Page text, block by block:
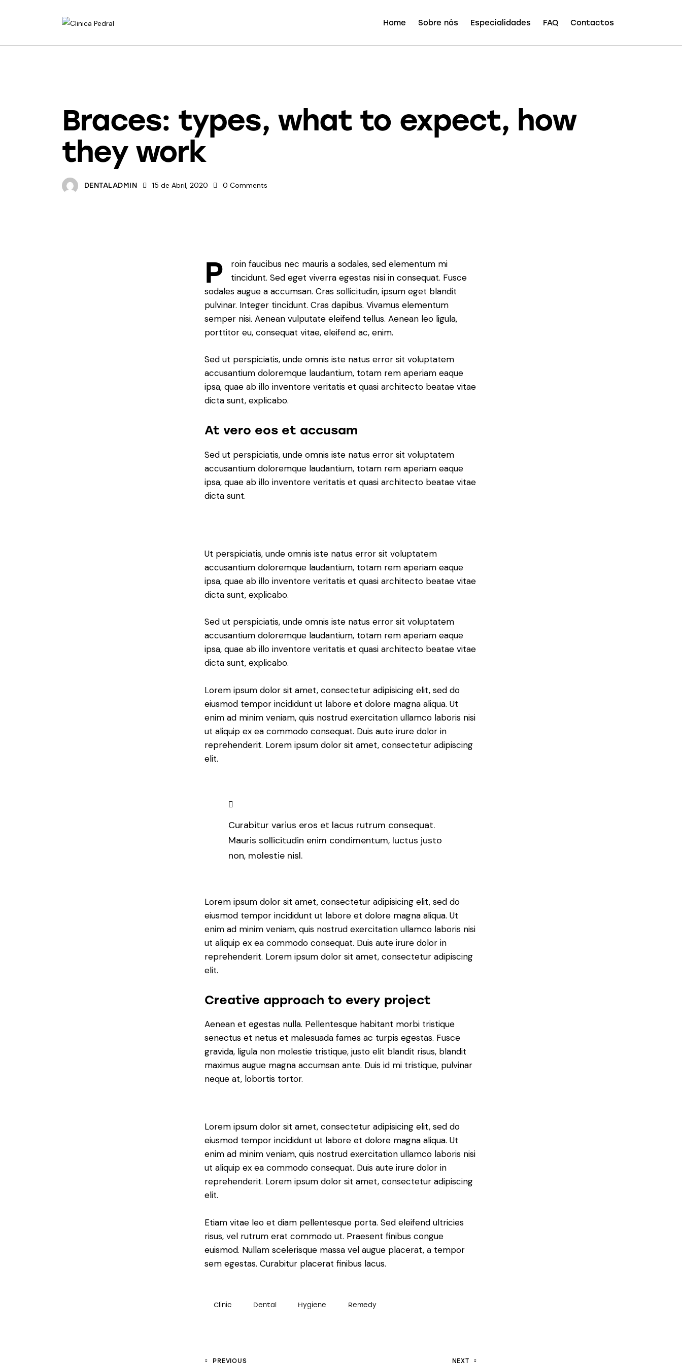
Home Sobre nós Especialidades FAQ Contactos
Braces: types, what to expect, how
they work
DENTALADMIN 15 de Abril, 2020 0 Comments
P
roin faucibus nec mauris a sodales, sed elementum mi
tincidunt. Sed eget viverra egestas nisi in consequat. Fusce
sodales augue a accumsan. Cras sollicitudin, ipsum eget blandit
pulvinar. Integer tincidunt. Cras dapibus. Vivamus elementum
semper nisi. Aenean vulputate eleifend tellus. Aenean leo ligula,
porttitor eu, consequat vitae, eleifend ac, enim.
Sed ut perspiciatis, unde omnis iste natus error sit voluptatem
accusantium doloremque laudantium, totam rem aperiam eaque
ipsa, quae ab illo inventore veritatis et quasi architecto beatae vitae
dicta sunt, explicabo.
At vero eos et accusam
Sed ut perspiciatis, unde omnis iste natus error sit voluptatem
accusantium doloremque laudantium, totam rem aperiam eaque
ipsa, quae ab illo inventore veritatis et quasi architecto beatae vitae
dicta sunt.
Ut perspiciatis, unde omnis iste natus error sit voluptatem
accusantium doloremque laudantium, totam rem aperiam eaque
ipsa, quae ab illo inventore veritatis et quasi architecto beatae vitae
dicta sunt, explicabo.
Sed ut perspiciatis, unde omnis iste natus error sit voluptatem
accusantium doloremque laudantium, totam rem aperiam eaque
ipsa, quae ab illo inventore veritatis et quasi architecto beatae vitae
dicta sunt, explicabo.
Lorem ipsum dolor sit amet, consectetur adipisicing elit, sed do
eiusmod tempor incididunt ut labore et dolore magna aliqua. Ut
enim ad minim veniam, quis nostrud exercitation ullamco laboris nisi
ut aliquip ex ea commodo consequat. Duis aute irure dolor in
reprehenderit. Lorem ipsum dolor sit amet, consectetur adipiscing
elit.
Curabitur varius eros et lacus rutrum consequat.
Mauris sollicitudin enim condimentum, luctus justo
non, molestie nisl.
Lorem ipsum dolor sit amet, consectetur adipisicing elit, sed do
eiusmod tempor incididunt ut labore et dolore magna aliqua. Ut
enim ad minim veniam, quis nostrud exercitation ullamco laboris nisi
ut aliquip ex ea commodo consequat. Duis aute irure dolor in
reprehenderit. Lorem ipsum dolor sit amet, consectetur adipiscing
elit.
Creative approach to every project
Aenean et egestas nulla. Pellentesque habitant morbi tristique
senectus et netus et malesuada fames ac turpis egestas. Fusce
gravida, ligula non molestie tristique, justo elit blandit risus, blandit
maximus augue magna accumsan ante. Duis id mi tristique, pulvinar
neque at, lobortis tortor.
Lorem ipsum dolor sit amet, consectetur adipisicing elit, sed do
eiusmod tempor incididunt ut labore et dolore magna aliqua. Ut
enim ad minim veniam, quis nostrud exercitation ullamco laboris nisi
ut aliquip ex ea commodo consequat. Duis aute irure dolor in
reprehenderit. Lorem ipsum dolor sit amet, consectetur adipiscing
elit.
Etiam vitae leo et diam pellentesque porta. Sed eleifend ultricies
risus, vel rutrum erat commodo ut. Praesent finibus congue
euismod. Nullam scelerisque massa vel augue placerat, a tempor
sem egestas. Curabitur placerat finibus lacus.
Clinic Dental Hygiene Remedy
PREVIOUS NEXT